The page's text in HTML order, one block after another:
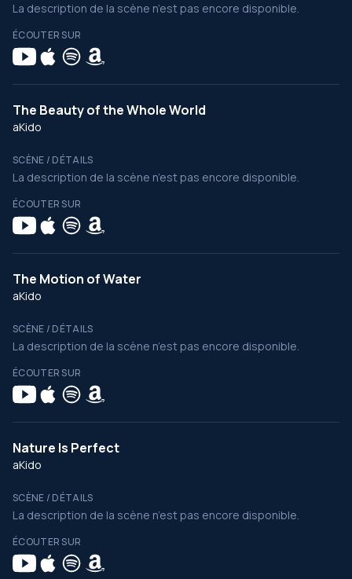
La description de la scène n’est pas encore disponible.
ÉCOUTER SUR
The Beauty of the Whole World
aKido
SCÈNE / DÉTAILS
La description de la scène n’est pas encore disponible.
ÉCOUTER SUR
The Motion of Water
aKido
SCÈNE / DÉTAILS
La description de la scène n’est pas encore disponible.
ÉCOUTER SUR
Nature Is Perfect
aKido
SCÈNE / DÉTAILS
La description de la scène n’est pas encore disponible.
ÉCOUTER SUR